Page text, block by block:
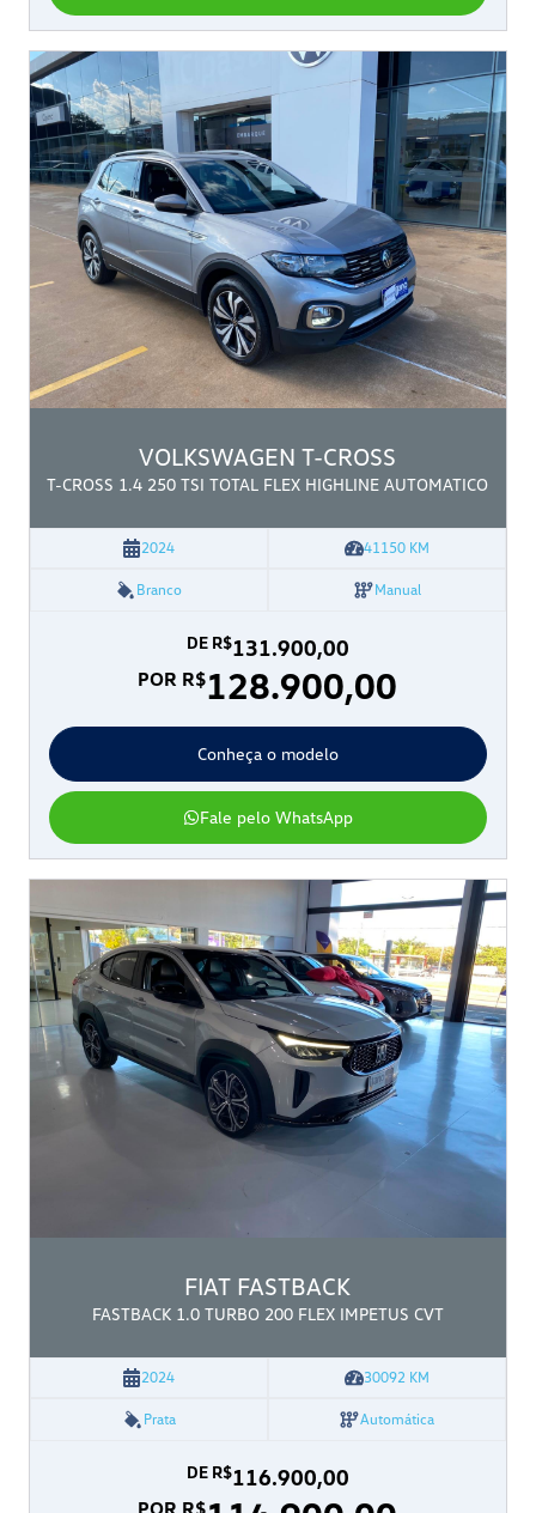
VOLKSWAGEN T-CROSS
T-CROSS 1.4 250 TSI TOTAL FLEX HIGHLINE AUTOMATICO
2024 41150KM
Branco Manual
DE R$131.900,00
POR R$128.900,00
Conheça o modelo
Fale pelo WhatsApp
FIAT FASTBACK
FASTBACK 1.0 TURBO 200 FLEX IMPETUS CVT
2024 30092 KM
Prata Automática
DE R$116.900,00
POR R$